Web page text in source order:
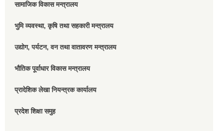
सामाजिक विकास मन्त्रालय
भुमि व्यवस्था, कृषि तथा सहकारी मन्त्रालय
उद्योग, पर्यटन, वन तथा वातावरण मन्त्रालय
भौतिक पूर्वाधार विकास मन्त्रालय
प्रादेशिक लेखा नियन्त्रक कार्यालय
प्रदेश शिक्षा समुह